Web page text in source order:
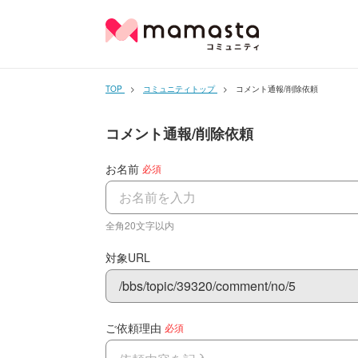
TOP コミュニティトップ コメント通報/削除依頼
コメント通報/削除依頼
お名前 必須
全角20文字以内
対象URL
/bbs/topic/39320/comment/no/5
ご依頼理由 必須